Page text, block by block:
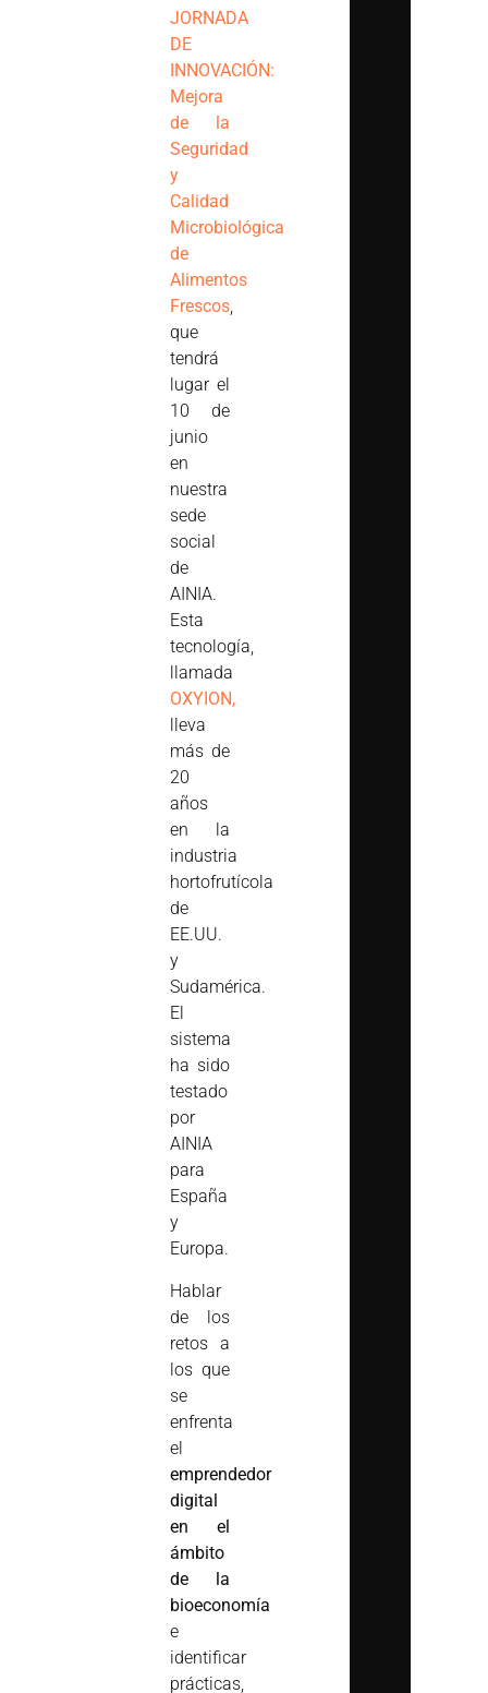
JORNADA
DE
INNOVACIÓN:
Mejora
de la
Seguridad
y
Calidad
Microbiológica
de
Alimentos
Frescos,
que
tendrá
lugar el
10 de
junio
en
nuestra
sede
social
de
AINIA.
Esta
tecnología,
llamada
OXYION,
lleva
más de
20
años
en la
industria
hortofrutícola
de
EE.UU.
y
Sudamérica.
El
sistema
ha sido
testado
por
AINIA
para
España
y
Europa.
Hablar
de los
retos a
los que
se
enfrenta
el
emprendedor
digital
en el
ámbito
de la
bioeconomía
e
identificar
prácticas,